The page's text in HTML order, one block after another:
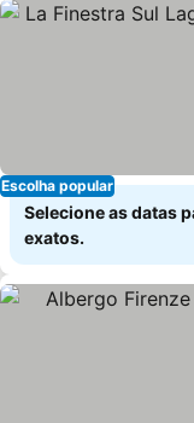
Escolha popular
Selecione as datas
exatos.